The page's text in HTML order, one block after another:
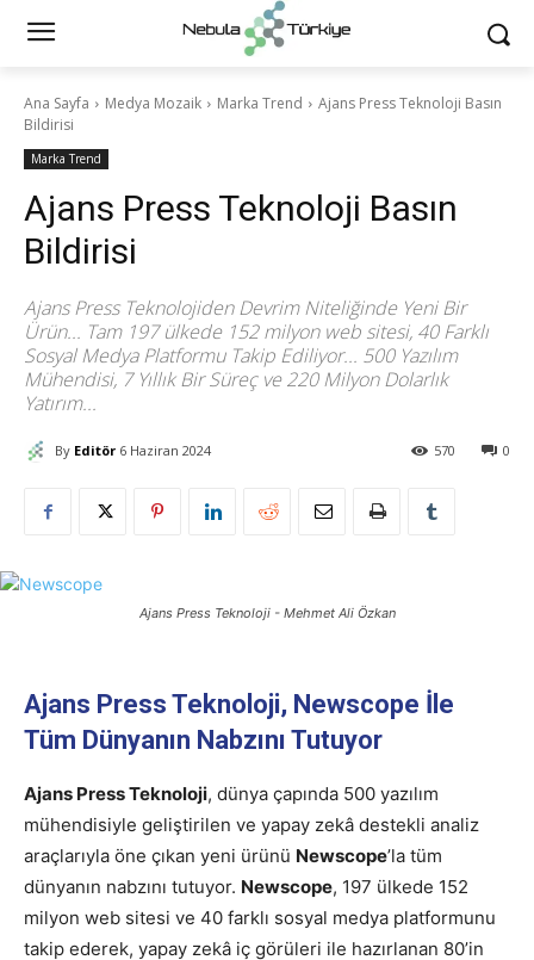
Ana Sayfa Medya Mozaik Marka Trend
Ajans Press Teknoloji Basın
Bildirisi
Marka Trend
Ajans Press Teknoloji Basın
Bildirisi
Ajans Press Teknolojiden Devrim Niteliğinde Yeni Bir
Ürün... Tam 197 ülkede 152 milyon web sitesi, 40 Farklı
Sosyal Medya Platformu Takip Ediliyor... 500 Yazılım
Mühendisi, 7 Yıllık Bir Süreç ve 220 Milyon Dolarlık
Yatırım...
By Editör 6 Haziran 2024 0
570
Ajans Press Teknoloji - Mehmet Ali Özkan
Ajans Press Teknoloji, Newscope İle
Tüm Dünyanın Nabzını Tutuyor
Ajans Press Teknoloji, dünya çapında 500 yazılım
mühendisiyle geliştirilen ve yapay zekâ destekli analiz
araçlarıyla öne çıkan yeni ürünü Newscope’la tüm
dünyanın nabzını tutuyor. Newscope, 197 ülkede 152
milyon web sitesi ve 40 farklı sosyal medya platformunu
takip ederek, yapay zekâ iç görüleri ile hazırlanan 80’in